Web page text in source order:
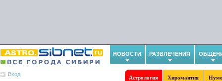
НОВОСТИ РАЗВЛЕЧЕНИЯ
Вход
Астрология Хиромантия